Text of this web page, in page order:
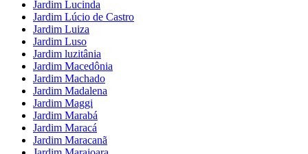
Jardim Lucinda
Jardim Lúcio de Castro
Jardim Luiza
Jardim Luso
Jardim luzitânia
Jardim Macedônia
Jardim Machado
Jardim Madalena
Jardim Maggi
Jardim Marabá
Jardim Maracá
Jardim Maracanã